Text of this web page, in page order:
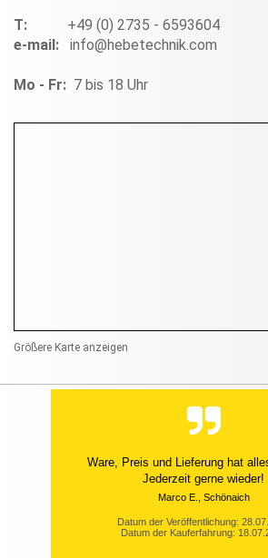
T: +49 (0) 2735 - 6593604
e-mail: info@hebetechnik.com
Mo - Fr: 7 bis 18 Uhr
Größere Karte anzeigen
Ware, Preis und Lieferung hat
Jederzeit gerne wieder!
Marco E., Schönaich
Datum der Veröffentlichung:
Datum der Kauferfahrung: